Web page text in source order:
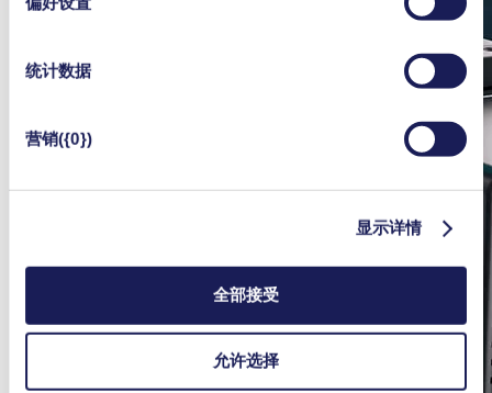
统计数据
营销({0})
显示详情
全部接受
允许选择